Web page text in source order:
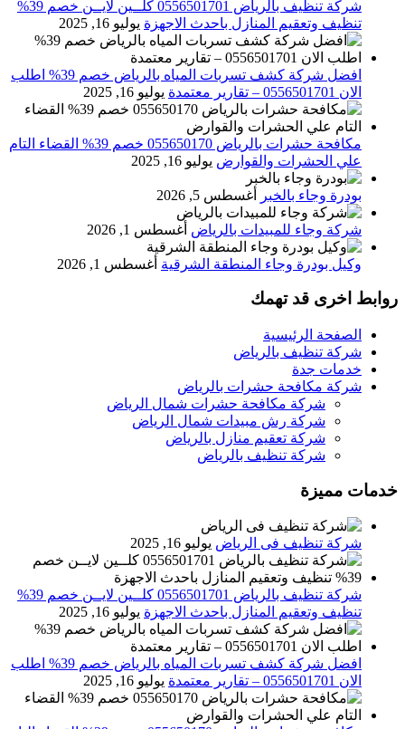
شركة تنظيف بالرياض 0556501701 كلــين لايــن خصم 39%
تنظيف وتعقيم المنازل باحدث الاجهزة يوليو 16, 2025
افضل شركة كشف تسربات المياه بالرياض خصم 39% اطلب
الان 0556501701‬‏ – تقارير معتمدة
يوليو 16, 2025
مكافحة حشرات بالرياض 055650170 خصم 39% القضاء التام
علي الحشرات والقوارض يوليو 16, 2025
بودرة وجاء بالخبر أغسطس 5, 2026
شركة وجاء للمبيدات بالرياض أغسطس 1, 2026
وكيل بودرة وجاء المنطقة الشرقية أغسطس 1, 2026
روابط اخرى قد تهمك
الصفحة الرئيسية
شركة تنظيف بالرياض
خدمات جدة
شركة مكافحة حشرات بالرياض
شركة مكافحة حشرات شمال الرياض
شركة رش مبيدات شمال الرياض
شركة تعقيم منازل بالرياض
شركة تنظيف بالرياض
خدمات مميزة
شركة تنظيف فى الرياض يوليو 16, 2025
شركة تنظيف بالرياض 0556501701 كلــين لايــن خصم 39%
تنظيف وتعقيم المنازل باحدث الاجهزة يوليو 16, 2025
افضل شركة كشف تسربات المياه بالرياض خصم 39% اطلب
الان 0556501701‬‏ – تقارير معتمدة
يوليو 16, 2025